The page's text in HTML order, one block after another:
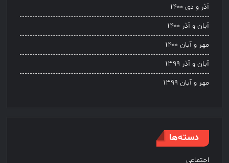
آذر و دی ۱۴۰۰
آبان و آذر ۱۴۰۰
مهر و آبان ۱۴۰۰
آبان و آذر ۱۳۹۹
مهر و آبان ۱۳۹۹
دسته‌ها
اجتماعی